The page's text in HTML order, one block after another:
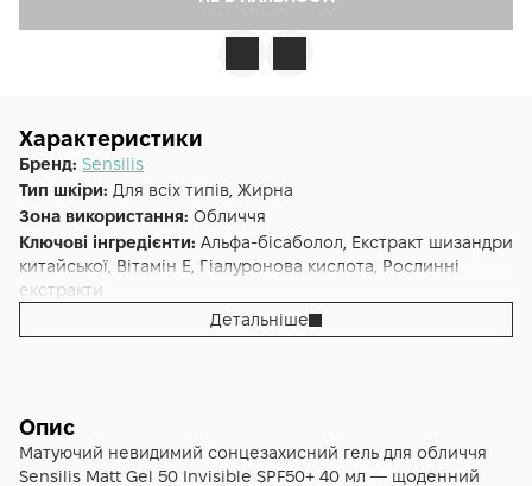
Характеристики
Бренд: Sensilis
Тип шкіри: Для всіх типів, Жирна
Зона використання: Обличчя
Ключові інгредієнти: Альфа-бісаболол, Екстракт шизандри
китайської, Вітамін E, Гіалуронова кислота, Рослинні
екстракти
Заспокоєння,Захист від сонця
Антиоксидантний,Пом'якшення,Зволоження
Альтернативна назва:
Antiaging SPF50+
Індекс SPF: 50
Детальніше
Опис
Матуючий невидимий сонцезахисний гель для обличчя
Sensilis Matt Gel 50 Invisible SPF50+ 40 мл — щоденний